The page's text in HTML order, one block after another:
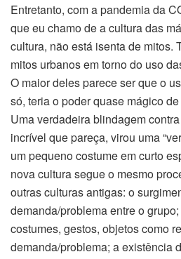
Entretanto, com a pandemia da
que eu chamo de a cultura das
cultura, não está isenta de mitos.
mitos urbanos em torno do uso
O maior deles parece ser que o
só, teria o poder quase mágico
Uma verdadeira blindagem
incrível que pareça, virou uma
um pequeno costume em curto
nova cultura segue o mesmo
outras culturas antigas: o
demanda/problema entre o
costumes, gestos, objetos como
demanda/problema; a existência